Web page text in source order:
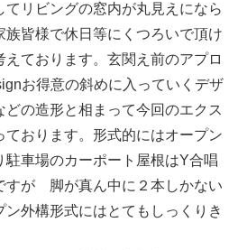
リビングの窓内が丸見えになら
族皆様で休日等にくつろいで頂け
えております。玄関え前のアプロ
お得意の斜めに入っていくデザ
の造形と相まって今回のエクス
ております。形式的にはオープン
車場のカーポート屋根はY合唱
すが 脚が真ん中に２本しかない
外構形式にはとてもしっくりき